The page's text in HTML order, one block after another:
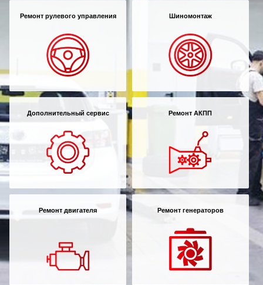
Ремонт рулевого управления Шиномонтаж
Дополнительный сервис Ремонт АКПП
Ремонт двигателя Ремонт генераторов